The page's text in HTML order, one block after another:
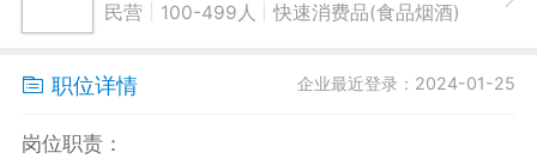
民营 100-499人 快速消费品(食品烟酒)
职位详情 企业最近登录：2024-01-25
岗位职责：